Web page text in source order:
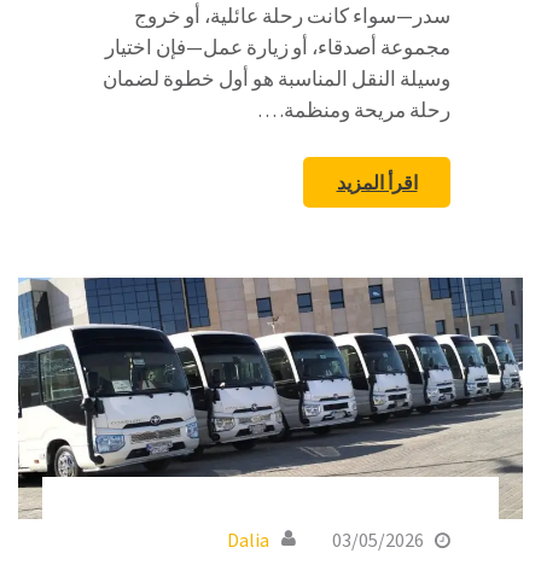
سدر—سواء كانت رحلة عائلية، أو خروج
مجموعة أصدقاء، أو زيارة عمل—فإن اختيار
وسيلة النقل المناسبة هو أول خطوة لضمان
رحلة مريحة ومنظمة. …
اقرأ المزيد
03/05/2026
Dalia